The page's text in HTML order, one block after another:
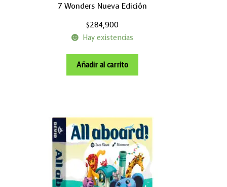
7 Wonders Nueva Edición
$284,900
Hay existencias
Añadir al carrito